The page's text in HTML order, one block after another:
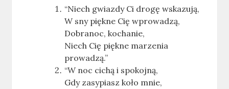
“Niech gwiazdy Ci drogę wskazują,
W sny piękne Cię wprowadzą,
Dobranoc, kochanie,
Niech Cię piękne marzenia
prowadzą.”
“W noc cichą i spokojną,
Gdy zasypiasz koło mnie,